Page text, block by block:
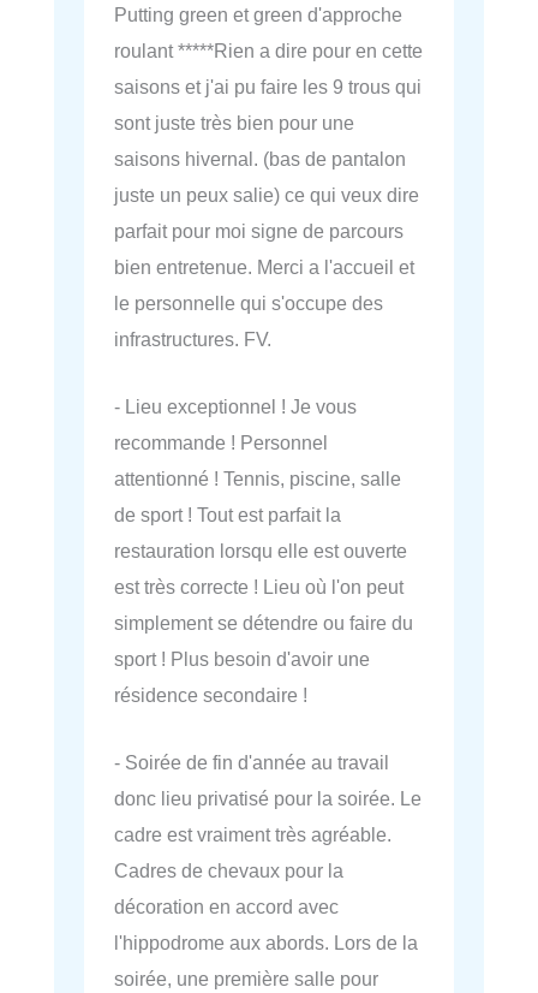
Putting green et green d'approche
roulant *****Rien a dire pour en cette
saisons et j'ai pu faire les 9 trous qui
sont juste très bien pour une
saisons hivernal. (bas de pantalon
juste un peux salie) ce qui veux dire
parfait pour moi signe de parcours
bien entretenue. Merci a l'accueil et
le personnelle qui s'occupe des
infrastructures. FV.
- Lieu exceptionnel ! Je vous
recommande ! Personnel
attentionné ! Tennis, piscine, salle
de sport ! Tout est parfait la
restauration lorsqu elle est ouverte
est très correcte ! Lieu où l'on peut
simplement se détendre ou faire du
sport ! Plus besoin d'avoir une
résidence secondaire !
- Soirée de fin d'année au travail
donc lieu privatisé pour la soirée. Le
cadre est vraiment très agréable.
Cadres de chevaux pour la
décoration en accord avec
l'hippodrome aux abords. Lors de la
soirée, une première salle pour